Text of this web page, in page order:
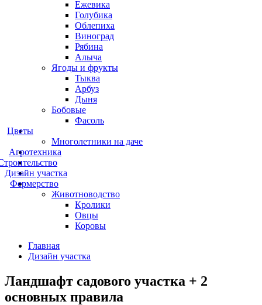
Ежевика
Голубика
Облепиха
Виноград
Рябина
Алыча
Ягоды и фрукты
Тыква
Арбуз
Дыня
Бобовые
Фасоль
Цветы
Многолетники на даче
Агротехника
Дизайн участка
Фермерство
Животноводство
Кролики
Овцы
Коровы
Главная
Дизайн участка
Ландшафт садового участка + 2
основных правила